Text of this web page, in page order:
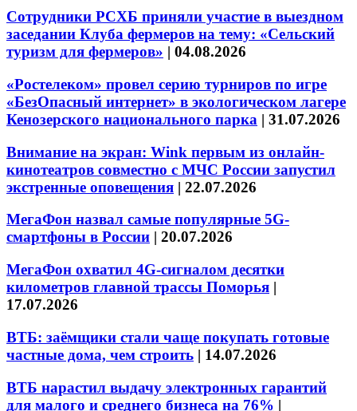
Сотрудники РСХБ приняли участие в выездном
заседании Клуба фермеров на тему: «Сельский
туризм для фермеров» | 04.08.2026
«Ростелеком» провел серию турниров по игре
«БезОпасный интернет» в экологическом лагере
Кенозерского национального парка | 31.07.2026
Внимание на экран: Wink первым из онлайн-
кинотеатров совместно с МЧС России запустил
экстренные оповещения | 22.07.2026
МегаФон назвал самые популярные 5G-
смартфоны в России | 20.07.2026
МегаФон охватил 4G-сигналом десятки
километров главной трассы Поморья |
17.07.2026
ВТБ: заёмщики стали чаще покупать готовые
частные дома, чем строить | 14.07.2026
ВТБ нарастил выдачу электронных гарантий
для малого и среднего бизнеса на 76% |